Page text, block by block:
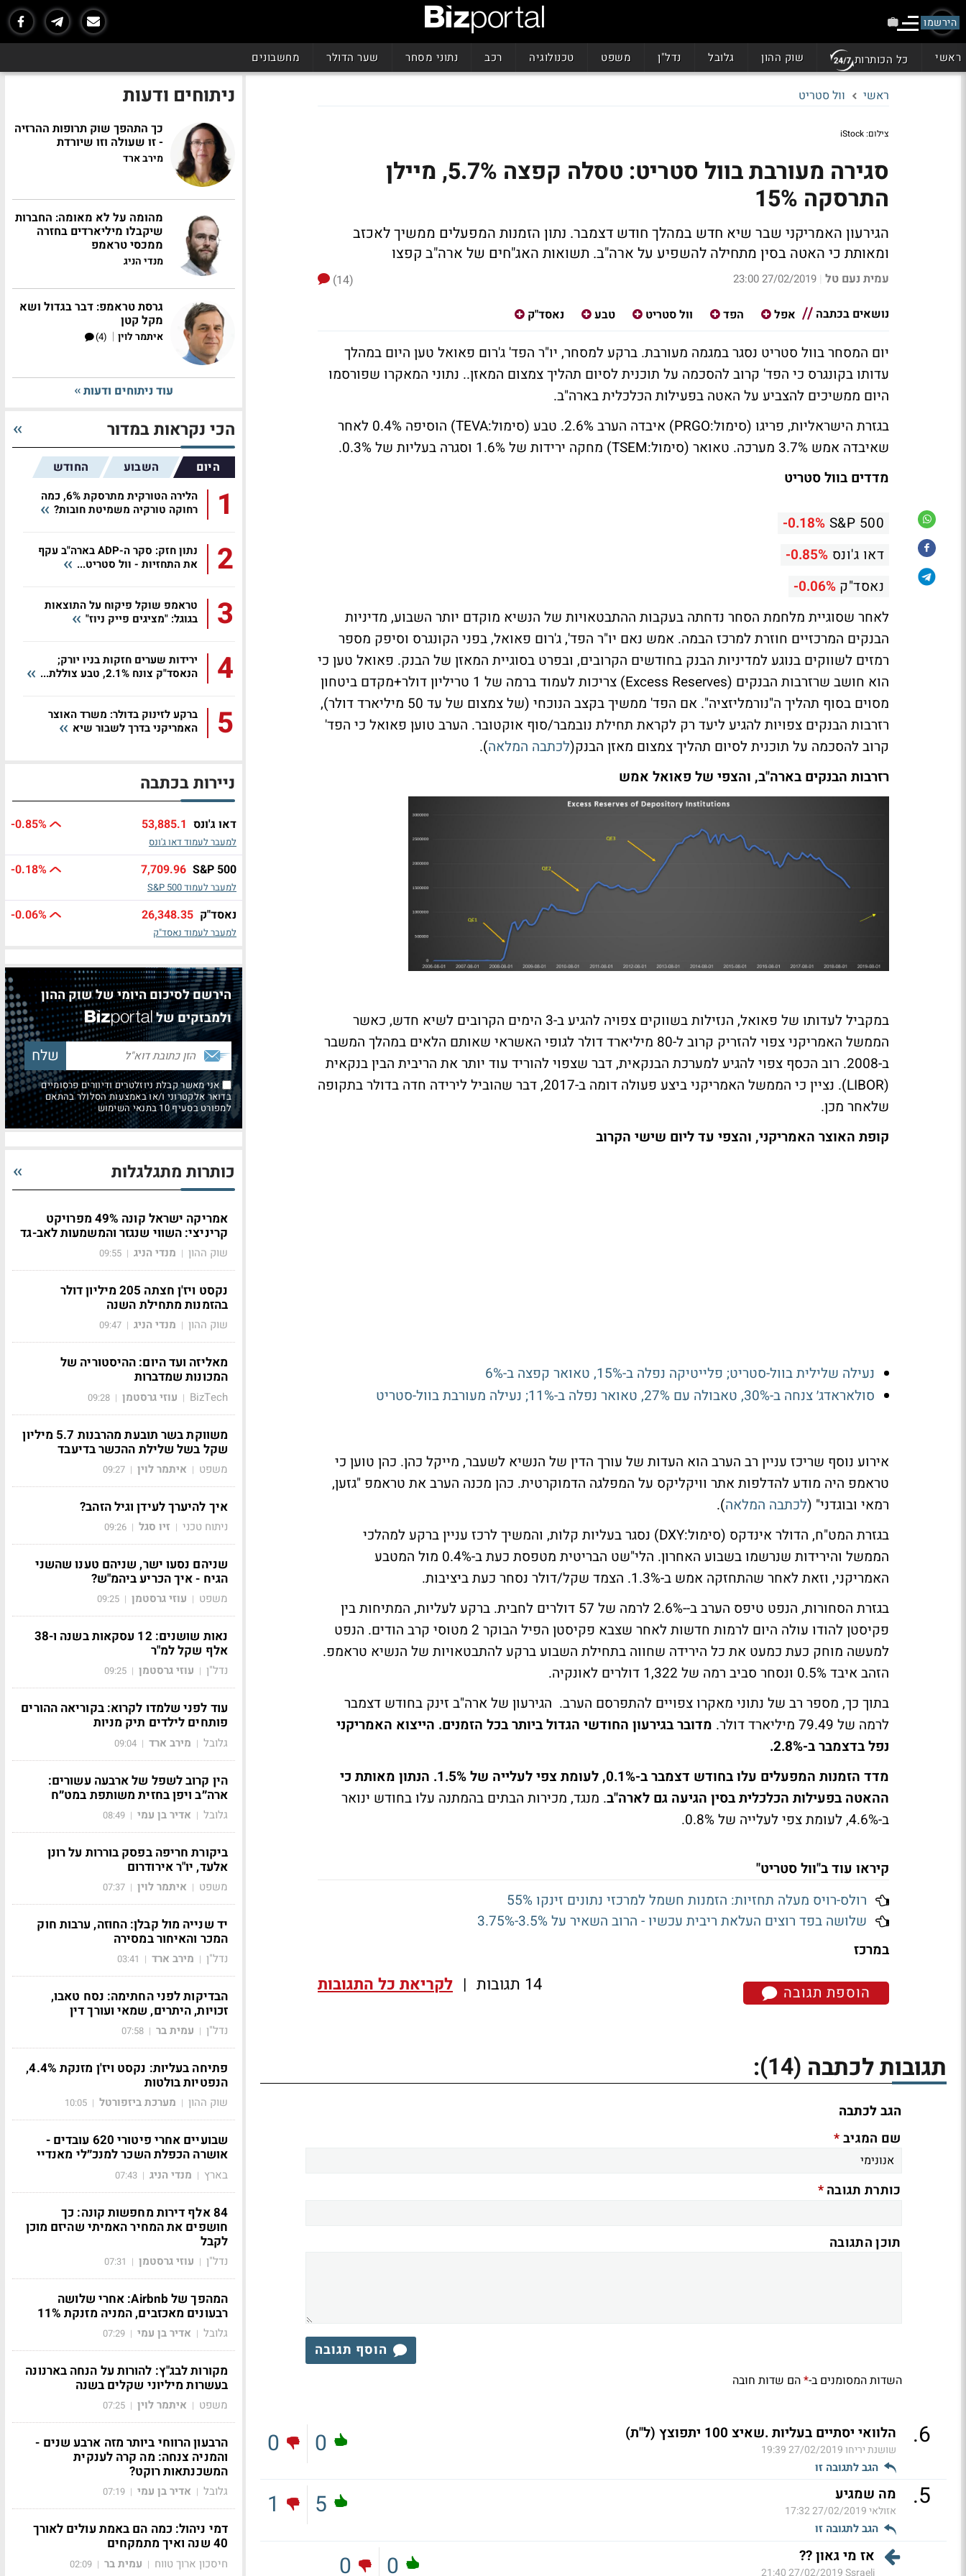
הירשמו
ראשי כל הכותרות שוק ההון גלובל נדל"ן משפט טכנולוגיה רכב נתוני מסחר שער הדולר מחשבונים
ראשי וול סטריט
צילום: iStock
סגירה מעורבת בוול סטריט: טסלה קפצה 5.7%, מיילן
התרסקה 15%
הגירעון האמריקני שבר שיא חדש במהלך חודש דצמבר. נתון הזמנות המפעלים ממשיך לאכזב
ומאותת כי האטה בסין מתחילה להשפיע על ארה"ב. תשואות האג"חים של ארה"ב קפצו
עמית נעם טל |
27/02/2019 23:00
(14)
נושאים בכתבה
אפל הפד וול סטריט טבע נאסד"ק
יום המסחר בוול סטריט נסגר במגמה מעורבת. ברקע למסחר, יו"ר הפד' ג'רום פאואל טען היום במהלך
עדותו בקונגרס כי הפד' קרוב להסכמה על תוכנית לסיום תהליך צמצום המאזן.. נתוני המאקרו שפורסמו
היום ממשיכים להצביע על האטה בפעילות הכלכלית בארה"ב.
בגזרת הישראליות, פריגו (סימול:PRGO) איבדה הערב 2.6%. טבע (סימול:TEVA) הוסיפה 0.4% לאחר
שאיבדה אמש 3.7% מערכה. טאואר (סימול:TSEM) מחקה ירידות של 1.6% וסגרה בעליות של 0.3%.
מדדים בוול סטריט
S&P 500
-0.18%
דאו ג'ונס -0.85%
נאסד"ק -0.06%
לאחר שסוגיית מלחמת הסחר נדחתה בעקבות ההתבטאויות של הנשיא מוקדם יותר השבוע, מדיניות
הבנקים המרכזיים חוזרת למרכז הבמה. אמש נאם יו"ר הפד', ג'רום פאואל, בפני הקונגרס וסיפק מספר
רמזים לשווקים בנוגע למדיניות הבנק בחודשים הקרובים, ובפרט בסוגיית המאזן של הבנק. פאואל טען כי
הוא חושב שרזרבות הבנקים (Excess Reserves) צריכות לעמוד ברמה של 1 טריליון דולר+מקדם ביטחון
מסוים בסוף תהליך ה"נורמליזציה". אם הפד' ממשיך בקצב הנוכחי (של צמצום של עד 50 מיליארד דולר),
רזרבות הבנקים צפויות להגיע ליעד רק לקראת תחילת נובמבר/סוף אוקטובר. הערב טוען פאואל כי הפד'
קרוב להסכמה על תוכנית לסיום תהליך צמצום מאזן הבנק(לכתבה המלאה).
רזרבות הבנקים בארה"ב, והצפי של פאואל אמש
במקביל לעדותו של פאואל, הנזילות בשווקים צפויה להגיע ב-3 הימים הקרובים לשיא חדש, כאשר
הממשל האמריקני צפוי להזריק קרוב ל-80 מיליארד דולר לגופי האשראי שאותם הלאים במהלך המשבר
ב-2008. רוב הכסף צפוי להגיע למערכת הבנקאית, דבר שצפוי להוריד עוד יותר את הריבית הבין בנקאית
(LIBOR). נציין כי הממשל האמריקני ביצע פעולה דומה ב-2017, דבר שהוביל לירידה חדה בדולר בתקופה
שלאחר מכן.
קופת האוצר האמריקני, והצפי עד ליום שישי הקרוב
נעילה שלילית בוול-סטריט; פלייטיקה נפלה ב-15%, טאואר קפצה ב-6%
סולאראדג׳ צנחה ב-30%, טאבולה עם 27%, טאואר נפלה ב-11%; נעילה מעורבת בוול-סטריט
אירוע נוסף שריכז עניין רב הערב הוא העדות של עורך הדין של הנשיא לשעבר, מייקל כהן. כהן טוען כי
טראמפ היה מודע להדלפות אתר וויקליקס על המפלגה הדמוקרטית. כהן מכנה הערב את טראמפ "גזען,
רמאי ובוגדני" (לכתבה המלאה).
בגזרת המט"ח, הדולר אינדקס (סימול:DXY) נסגר בעליות קלות, והמשיך לרכז עניין ברקע למהלכי
הממשל והירידות שנרשמו בשבוע האחרון. הלי"שט הבריטית מטפסת כעת ב-0.4% מול המטבע
האמריקני, וזאת לאחר שהתחזקה אמש ב-1.3%. הצמד שקל/דולר נסחר כעת ביציבות.
בגזרת הסחורות, הנפט טיפס הערב ב--2.6% לרמה של 57 דולרים לחבית. ברקע לעליות, המתיחות בין
פקיסטן להודו עולה היום לרמות חדשות לאחר שצבא פקיסטן הפיל הבוקר 2 מטוסי קרב הודים. הנפט
למעשה מוחק כעת כמעט את כל הירידה שחווה בתחילת השבוע ברקע להתבטאויות של הנשיא טראמפ.
הזהב איבד 0.5% ונסחר סביב רמה של 1,322 דולרים לאונקיה.
בתוך כך, מספר רב של נתוני מאקרו צפויים להתפרסם הערב. הגירעון של ארה"ב זינק בחודש דצמבר
לרמה של 79.49 מיליארד דולר.
מדובר בגירעון החודשי הגדול ביותר בכל הזמנים. הייצוא האמריקני
נפל בדצמבר ב-2.8%.
מדד הזמנות המפעלים עלו בחודש דצמבר ב-0.1%, לעומת צפי לעלייה של 1.5%. הנתון מאותת כי
ההאטה בפעילות הכלכלית בסין הגיעה גם לארה"ב. מנגד, מכירות הבתים בהמתנה עלו בחודש ינואר
ב-4.6%, לעומת צפי לעלייה של 0.8%.
קיראו עוד ב"וול סטריט"
רולס-רויס מעלה תחזיות: הזמנות חשמל למרכזי נתונים זינקו 55%
שלושה בפד רוצים העלאת ריבית עכשיו - הרוב השאיר על 3.5%-3.75%
במרכז
הוספת תגובה 14 תגובות | לקריאת כל התגובות
תגובות לכתבה (14)
:
הגב לכתבה
שם המגיב*
כותרת תגובה*
תוכן התגובה
הוסף תגובה
השדות המסומנים ב-*הם שדות חובה
6
. הלוואי יסתיים בעליות .שאיצ 100 יתפוצץ (ל"ת)
שושנת יריחו27/02/2019 19:39
הגב לתגובה זו
0
0
5
. מה שמגיע
אזולאי27/02/2019 17:32
הגב לתגובה זו
5
1
אז מי גאון ??
Ssraeli
27/02/2019 21:40
0
0
ניתוחים ודעות
כך התהפך שוק תרופות ההרזיה
- זו שעולה וזו שיורדת
מירב ארד
מהומה על לא מאומה: החברות
שיקבלו מיליארדים בחזרה
ממכסי טראמפ
מנדי הניג
גרסת טראמפ: דבר בגדול ושא
מקל קטן
איתמר לוין |
(4)
עוד ניתוחים ודעות
הכי נקראות במדור
היום השבוע החודש
1
הלירה הטורקית מתרסקת 6%, כמה
רחוקה טורקיה משמיטת חובות?
2
נתון חזק: סקר ה-ADP בארה"ב עקף
את התחזיות - וול סטריט...
3
טראמפ שוקל פיקוח על התוצאות
בגוגל: "מציגים פייק ניוז"
4
ירידות שערים חזקות בניו יורק;
הנאסד"ק צונח 2.1%, טבע צוללת...
5
ברקע לזינוק בדולר: משרד האוצר
האמריקני בדרך לשבור שיא
ניירות בכתבה
דאו ג'ונס 53,885.1
-0.85%
למעבר לעמוד דאו ג'ונס
S&P 500
7,709.96
-0.18%
למעבר לעמוד S&P 500
נאסד"ק 26,348.35
-0.06%
למעבר לעמוד נאסד"ק
הירשם לסיכום היומי של שוק ההון
ולמבזקים של
אני מאשר קבלת ניוזלטרים ודיוורים פרסומיים
בדואר אלקטרוני ו/או באמצעות הסלולר בהתאם
למפורט בסעיף 10 בתנאי השימוש
כותרות מתגלגלות
אמריקה ישראל קונה 49% מפרויקט
קריניצי: השווי שנגזר והמשמעות לאב-גד
שוק ההון | מנדי הניג |
09:55
נקסט ויז'ן חצתה 205 מיליון דולר
בהזמנות מתחילת השנה
שוק ההון | מנדי הניג |
09:47
מאליזה ועד היום: ההיסטוריה של
המכונות שמדברות
BizTech
| עוזי גרסטמן |
09:28
משווקת בשר תובעת מהרבנות 5.7 מיליון
שקל בשל שלילת ההכשר בדיעבד
משפט | איתמר לוין |
09:27
איך להיערך לעידן וגיל הזהב?
ניתוח טכני | זיו סגל |
09:26
שניהם נסעו ישר, שניהם טענו שהשני
הגיח - איך הכריע ביהמ"ש?
משפט | עוזי גרסטמן |
09:25
נאות שושנים: 12 עסקאות בשנה ו-38
אלף שקל למ"ר
נדל"ן | עוזי גרסטמן |
09:25
עוד לפני שלמדו לקרוא: בקוריאה ההורים
פותחים לילדים תיק מניות
גלובל | מירב ארד |
09:04
הין קרוב לשפל של ארבעה עשורים:
ארה״ב ויפן בחזית משותפת במט״ח
גלובל | אדיר בן עמי |
08:49
ביקורת חריפה בפסק בוררות על רונן
אלעד, יו"ר אירודרום
משפט | איתמר לוין |
07:37
יד שנייה מול קבלן: החוזה, ערבות חוק
המכר והאיחור במסירה
נדל"ן | מירב ארד |
03:41
הבדיקות לפני החתימה: נסח טאבו,
זכויות, היתרים, שמאי ועורך דין
נדל"ן | עמית בר |
07:58
פתיחה בעליות: נקסט ויז'ן מזנקת 4.4%,
הנפטיות בולטות
שוק ההון | מערכת ביזפורטל |
10:05
שבועיים אחרי פיטורי 620 עובדים -
אושרה הכפלת השכר למנכ״לי מאנדיי
בארץ | מנדי הניג |
07:43
84 אלף דירות מחפשות קונה: כך
חושפים את המחיר האמיתי שהיזם מוכן
לקבל
נדל"ן | עוזי גרסטמן |
07:31
המהפך של Airbnb: אחרי שלושה
רבעונים מאכזבים, המניה מזנקת 11%
גלובל | אדיר בן עמי |
07:29
מקורות לבג"ץ: להורות על הנחה בארנונה
בעשרות מיליוני שקלים בשנה
משפט | איתמר לוין |
07:25
הרבעון הרווחי ביותר מזה ארבע שנים -
והמניה צנחה: מה קרה לענקית
המשכנתאות רוקט?
גלובל | אדיר בן עמי |
07:19
דמי ניהול: כמה הם באמת עולים לאורך
40 שנה ואיך מתמקחים
חיסכון ארוך טווח | עמית בר |
02:09